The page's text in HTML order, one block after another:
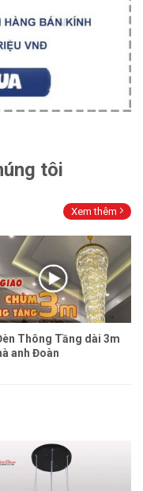
tôi
Xem thêm
Thông Tầng dài 3m
anh Đoàn